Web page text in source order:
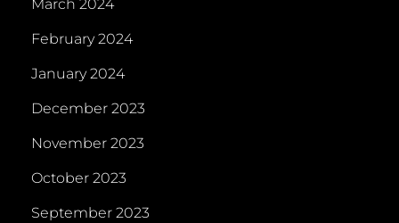
March 2024
February 2024
January 2024
December 2023
November 2023
October 2023
September 2023